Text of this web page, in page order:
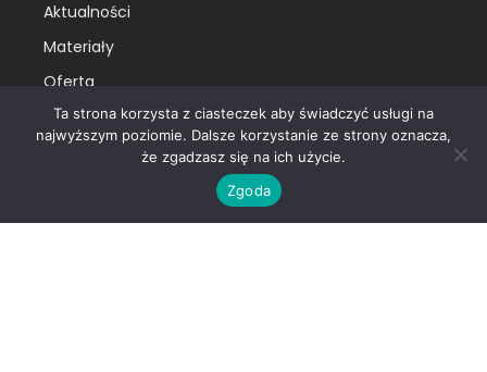
Aktualności
Materiały
Oferta
Doradztwo
Asystent bezpieczeństwa
Strategie bezpieczeństwa
Audyty bezpieczeństwa/cyber
Ta strona korzysta z ciasteczek aby świadczyć usługi na
najwyższym poziomie. Dalsze korzystanie ze strony oznacza,
że zgadzasz się na ich użycie.
Zgoda